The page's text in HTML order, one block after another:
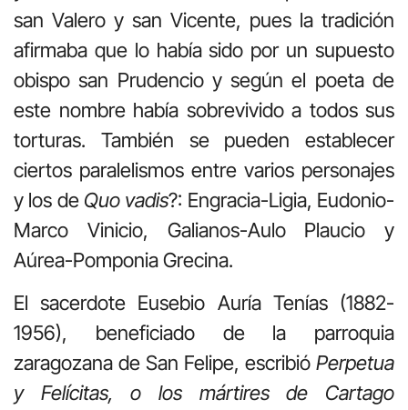
san Valero y san Vicente, pues la tradición
afirmaba que lo había sido por un supuesto
obispo san Prudencio y según el poeta de
este nombre había sobrevivido a todos sus
torturas. También se pueden establecer
ciertos paralelismos entre varios personajes
y los de Quo vadis?: Engracia-Ligia, Eudonio-
Marco Vinicio, Galianos-Aulo Plaucio y
Aúrea-Pomponia Grecina.
El sacerdote Eusebio Auría Tenías (1882-
1956), beneficiado de la parroquia
zaragozana de San Felipe, escribió Perpetua
y Felícitas, o los mártires de Cartago